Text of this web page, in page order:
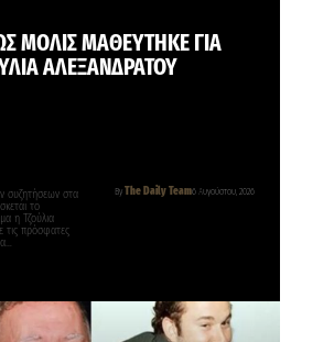
ΜΟΛΙΣ ΜΑΘΕΥΤΗΚΕ ΓΙΑ
ΑΛΕΞΑΝΔΡΑΤΟΥ
By The Daily Team6 Αυγούστου, 2026
συζητήσεων στα
το
η Τζούλια
τις πρόσφατες